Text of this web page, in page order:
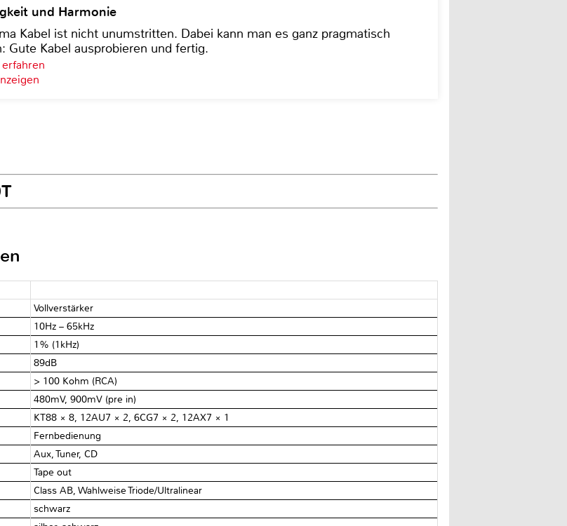
und Harmonie
Kabel ist nicht unumstritten. Dabei kann man es ganz pragmatisch
Gute Kabel ausprobieren und fertig.
Vollverstärker
10Hz – 65kHz
1% (1kHz)
89dB
> 100 Kohm (RCA)
480mV, 900mV (pre in)
KT88 × 8, 12AU7 × 2, 6CG7 × 2, 12AX7 × 1
Fernbedienung
Aux, Tuner, CD
Tape out
Class AB, Wahlweise Triode/Ultralinear
schwarz